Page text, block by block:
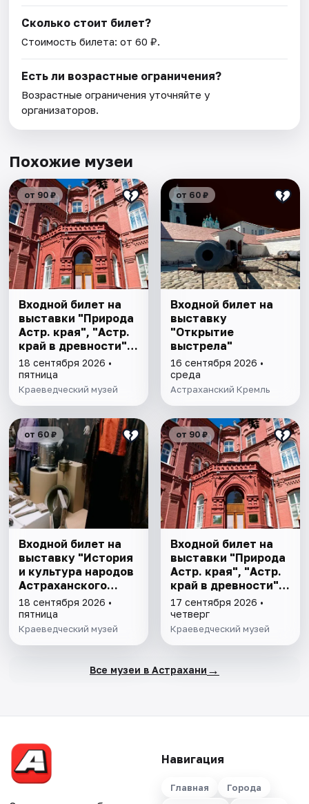
Сколько стоит билет?
Стоимость билета: от 60 ₽.
Есть ли возрастные ограничения?
Возрастные ограничения уточняйте у
организаторов.
Похожие музеи
от 90 ₽
Входной билет на
выставки "Природа
Астр. края", "Астр.
край в древности",
"Заселение Астр.
края"
18 сентября 2026 •
пятница
Краеведческий музей
от 60 ₽
Входной билет на
выставку
"Открытие
выстрела"
16 сентября 2026 •
среда
Астраханский Кремль
от 60 ₽
Входной билет на
выставку "История
и культура народов
Астраханского
края"
18 сентября 2026 •
пятница
Краеведческий музей
от 90 ₽
Входной билет на
выставки "Природа
Астр. края", "Астр.
край в древности",
"Заселение Астр.
края"
17 сентября 2026 •
четверг
Краеведческий музей
Все музеи в Астрахани →
Навигация
Главная
Города